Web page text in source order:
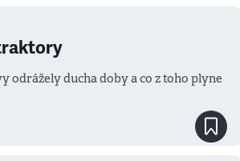
odrážely ducha doby a co z toho plyne